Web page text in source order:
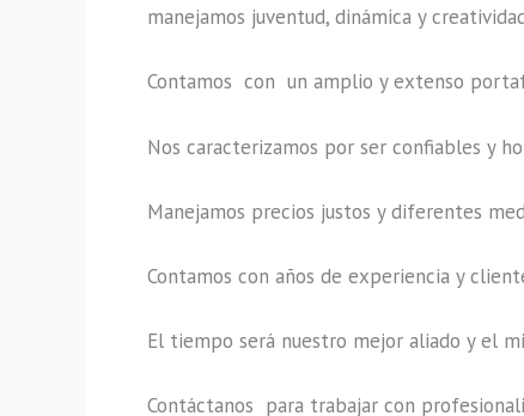
manejamos juventud, dinámica y
Contamos con un amplio y extenso
Nos caracterizamos por ser confiables y
Manejamos precios justos y diferentes
Contamos con años de experiencia y
El tiempo será nuestro mejor aliado y el
Contáctanos para trabajar con